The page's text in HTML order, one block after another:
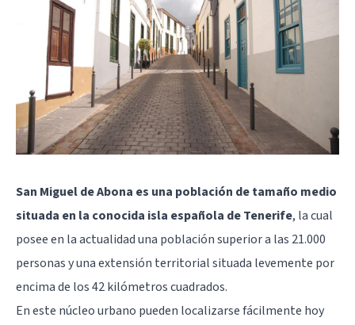
San Miguel de Abona es una población de tamaño medio
situada en la conocida isla española de Tenerife, la cual
posee en la actualidad una población superior a las 21.000
personas y una extensión territorial situada levemente por
encima de los 42 kilómetros cuadrados.
En este núcleo urbano pueden localizarse fácilmente hoy